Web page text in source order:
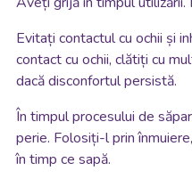
Evitați contactul cu ochii și
contact cu ochii, clătiți cu
dacă disconfortul persistă.
În timpul procesului de
perie. Folosiți-l prin
în timp ce sapă.